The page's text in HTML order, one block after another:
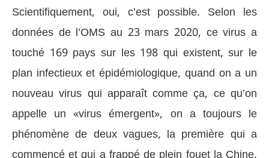
Scientifiquement, oui, c’est possible. Selon les
données de l’OMS au 23 mars 2020, ce virus a
touché 169 pays sur les 198 qui existent, sur le
plan infectieux et épidémiologique, quand on a un
nouveau virus qui apparaît comme ça, ce qu’on
appelle un «virus émergent», on a toujours le
phénomène de deux vagues, la première qui a